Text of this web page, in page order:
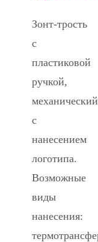
Зонт-трость
с
пластиковой
ручкой,
механический
с
нанесением
логотипа.
Возможные
виды
нанесения: